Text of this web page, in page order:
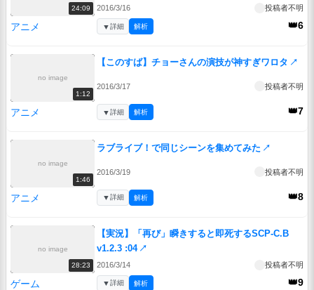
24:09 2016/3/16 投稿者不明
アニメ 👑6
▼詳細 解析
no image
1:12
【このすば】チョーさんの演技が神すぎワロタ ↗
2016/3/17 投稿者不明
アニメ 👑7
▼詳細 解析
no image
1:46
ラブライブ！で同じシーンを集めてみた ↗
2016/3/19 投稿者不明
アニメ 👑8
▼詳細 解析
no image
28:23
【実況】「再び」瞬きすると即死するSCP-C.B
v1.2.3 :04 ↗
2016/3/14 投稿者不明
ゲーム 👑9
▼詳細 解析